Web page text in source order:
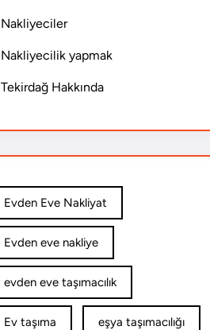
Nakliyeciler
Nakliyecilik yapmak
Tekirdağ Hakkında
Evden Eve Nakliyat
Evden eve nakliye
evden eve taşımacılık
Ev taşıma eşya taşımacılığı